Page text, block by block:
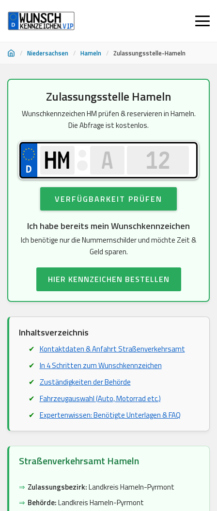
/ Niedersachsen / Hameln / Zulassungsstelle-Hameln
springen
Zulassungsstelle Hameln
Wunschkennzeichen HM prüfen & reservieren in Hameln.
Die Abfrage ist kostenlos.
VERFÜGBARKEIT PRÜFEN
Ich habe bereits mein Wunschkennzeichen
Ich benötige nur die Nummernschilder und möchte Zeit &
Geld sparen.
HIER KENNZEICHEN BESTELLEN
Inhaltsverzeichnis
Kontaktdaten & Anfahrt Straßenverkehrsamt
In 4 Schritten zum Wunschkennzeichen
Zuständigkeiten der Behörde
Fahrzeugauswahl (Auto, Motorrad etc.)
Expertenwissen: Benötigte Unterlagen & FAQ
Straßenverkehrsamt Hameln
⇒ Zulassungsbezirk:Landkreis Hameln-Pyrmont
⇒ Behörde:Landkreis Hameln-Pyrmont